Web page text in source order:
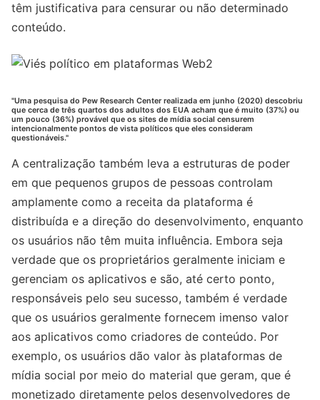
têm justificativa para censurar ou não determinado
conteúdo.
"Uma pesquisa do Pew Research Center realizada em junho (2020) descobriu
que cerca de três quartos dos adultos dos EUA acham que é muito (37%) ou
um pouco (36%) provável que os sites de mídia social censurem
intencionalmente pontos de vista políticos que eles consideram
questionáveis."
A centralização também leva a estruturas de poder
em que pequenos grupos de pessoas controlam
amplamente como a receita da plataforma é
distribuída e a direção do desenvolvimento, enquanto
os usuários não têm muita influência. Embora seja
verdade que os proprietários geralmente iniciam e
gerenciam os aplicativos e são, até certo ponto,
responsáveis pelo seu sucesso, também é verdade
que os usuários geralmente fornecem imenso valor
aos aplicativos como criadores de conteúdo. Por
exemplo, os usuários dão valor às plataformas de
mídia social por meio do material que geram, que é
monetizado diretamente pelos desenvolvedores de